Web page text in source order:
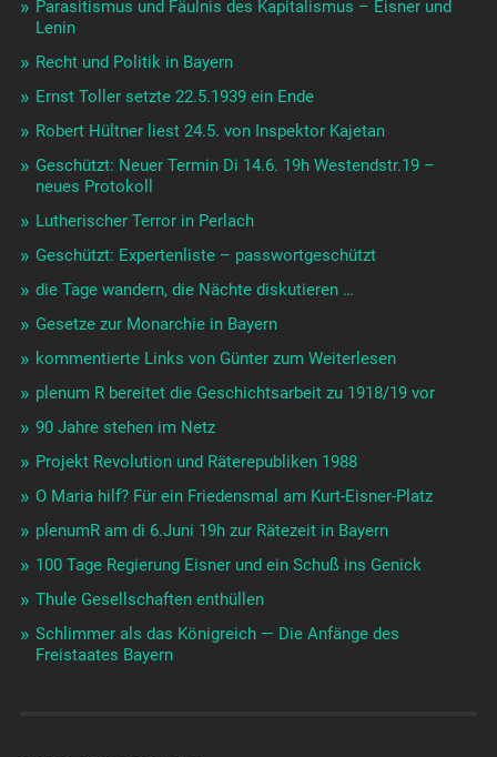
Parasitismus und Fäulnis des Kapitalismus – Eisner und
Lenin
Recht und Politik in Bayern
Ernst Toller setzte 22.5.1939 ein Ende
Robert Hültner liest 24.5. von Inspektor Kajetan
Geschützt: Neuer Termin Di 14.6. 19h Westendstr.19 –
neues Protokoll
Lutherischer Terror in Perlach
Geschützt: Expertenliste – passwortgeschützt
die Tage wandern, die Nächte diskutieren …
Gesetze zur Monarchie in Bayern
kommentierte Links von Günter zum Weiterlesen
plenum R bereitet die Geschichtsarbeit zu 1918/19 vor
90 Jahre stehen im Netz
Projekt Revolution und Räterepubliken 1988
O Maria hilf? Für ein Friedensmal am Kurt-Eisner-Platz
plenumR am di 6.Juni 19h zur Rätezeit in Bayern
100 Tage Regierung Eisner und ein Schuß ins Genick
Thule Gesellschaften enthüllen
Schlimmer als das Königreich — Die Anfänge des
Freistaates Bayern